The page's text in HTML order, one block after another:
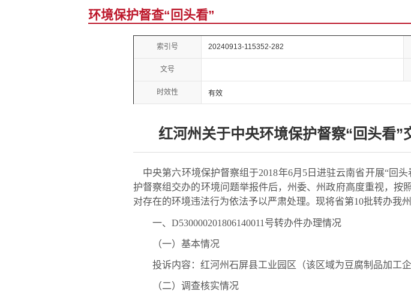
环境保护督查“回头看”
索引号 20240913-115352-282
文号
时效性 有效
红河州关于中央环境保护督察“回头看”
中央第六环境保护督察组于2018年6月5日进驻云南省开展“回
护督察组交办的环境问题举报件后，州委、州政府高度重视，
对存在的环境违法行为依法予以严肃处理。现将省第10批转办我
一、D530000201806140011号转办件办理情况
（一）基本情况
投诉内容：红河州石屏县工业园区（该区域为豆腐制品加工企
（二）调查核实情况